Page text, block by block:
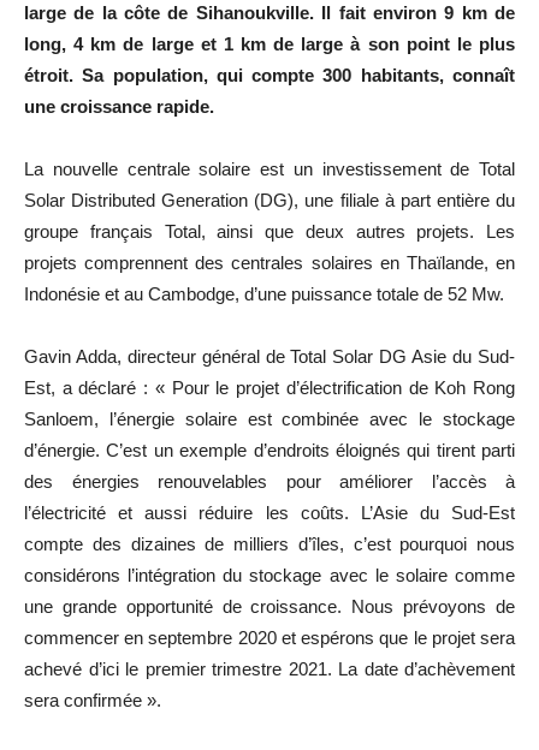
large de la côte de Sihanoukville. Il fait environ 9 km de
long, 4 km de large et 1 km de large à son point le plus
étroit. Sa population, qui compte 300 habitants, connaît
une croissance rapide.
La nouvelle centrale solaire est un investissement de Total
Solar Distributed Generation (DG), une filiale à part entière du
groupe français Total, ainsi que deux autres projets. Les
projets comprennent des centrales solaires en Thaïlande, en
Indonésie et au Cambodge, d’une puissance totale de 52 Mw.
Gavin Adda, directeur général de Total Solar DG Asie du Sud-
Est, a déclaré : « Pour le projet d’électrification de Koh Rong
Sanloem, l’énergie solaire est combinée avec le stockage
d’énergie. C’est un exemple d’endroits éloignés qui tirent parti
des énergies renouvelables pour améliorer l’accès à
l’électricité et aussi réduire les coûts. L’Asie du Sud-Est
compte des dizaines de milliers d’îles, c’est pourquoi nous
considérons l’intégration du stockage avec le solaire comme
une grande opportunité de croissance. Nous prévoyons de
commencer en septembre 2020 et espérons que le projet sera
achevé d’ici le premier trimestre 2021. La date d’achèvement
sera confirmée ».